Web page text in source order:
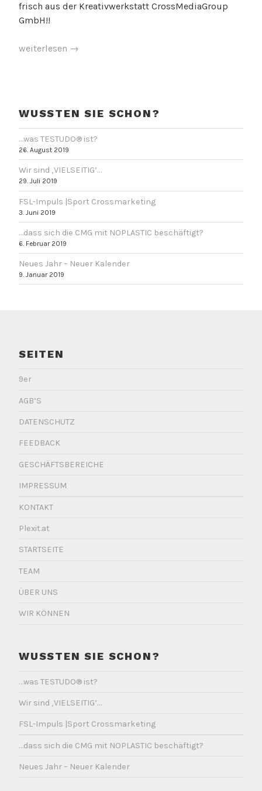
frisch aus der Kreativwerkstatt CrossMediaGroup
GmbH!!
„…
DESIGN
gibt
bei
bestecktasche.at?“
weiterlesen →
r
s
c
l
a
g
w
r
t
e
t
e
WUSSTEN SIE SCHON?
…was TESTUDO® ist?
26. August 2019
Wir sind ‚VIELSEITIG’…
29. Juli 2019
FSL-Impuls |Sport Crossmarketing
3. Juni 2019
…dass sich die CMG mit NOPLASTIC beschäftigt?
6. Februar 2019
Neues Jahr – Neuer Kalender
9. Januar 2019
SEITEN
9er
AGB’S
DATENSCHUTZ
FEEDBACK
GESCHÄFTSBEREICHE
IMPRESSUM
KONTAKT
Plexit.at
STARTSEITE
TEAM
ÜBER UNS
WIR KÖNNEN
WUSSTEN SIE SCHON?
…was TESTUDO® ist?
Wir sind ‚VIELSEITIG’…
FSL-Impuls |Sport Crossmarketing
…dass sich die CMG mit NOPLASTIC beschäftigt?
Neues Jahr – Neuer Kalender